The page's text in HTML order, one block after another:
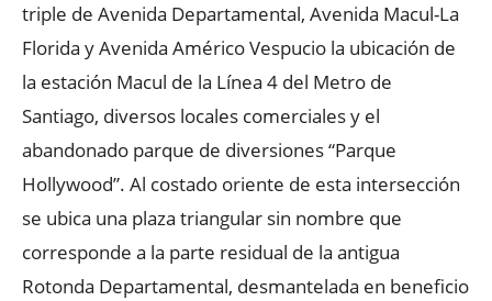
triple de Avenida Departamental, Avenida Macul-La
Florida y Avenida Américo Vespucio la ubicación de
la estación Macul de la Línea 4 del Metro de
Santiago, diversos locales comerciales y el
abandonado parque de diversiones “Parque
Hollywood”. Al costado oriente de esta intersección
se ubica una plaza triangular sin nombre que
corresponde a la parte residual de la antigua
Rotonda Departamental, desmantelada en beneficio